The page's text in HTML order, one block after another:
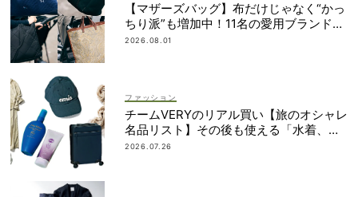
【マザーズバッグ】布だけじゃなく“かっ
ちり派”も増加中！11名の愛用ブランド
は？
2026.08.01
ファッション
チームVERYのリアル買い【旅のオシャレ
名品リスト】その後も使える「水着、バ
ッグ、UVアイテムetc.」！
2026.07.26